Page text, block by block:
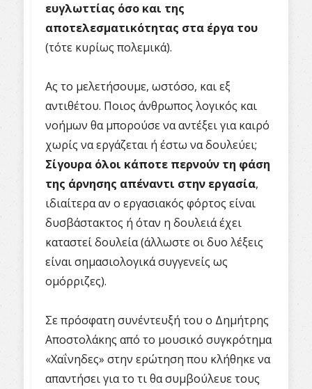
ευγλωττίας όσο και της
αποτελεσματικότητας στα έργα του
(τότε κυρίως πολεμικά).
Ας το μελετήσουμε, ωστόσο, και εξ
αντιθέτου. Ποιος άνθρωπος λογικός και
νοήμων θα μπορούσε να αντέξει για καιρό
χωρίς να εργάζεται ή έστω να δουλεύει;
Σίγουρα όλοι κάποτε περνούν τη φάση
της άρνησης απέναντι στην εργασία,
ιδιαίτερα αν ο εργασιακός φόρτος είναι
δυσβάστακτος ή όταν η δουλειά έχει
καταστεί δουλεία (άλλωστε οι δυο λέξεις
είναι σημασιολογικά συγγενείς ως
ομόρριζες).
Σε πρόσφατη συνέντευξή του ο Δημήτρης
Αποστολάκης από το μουσικό συγκρότημα
«Χαΐνηδες» στην ερώτηση που κλήθηκε να
απαντήσει για το τι θα συμβούλευε τους